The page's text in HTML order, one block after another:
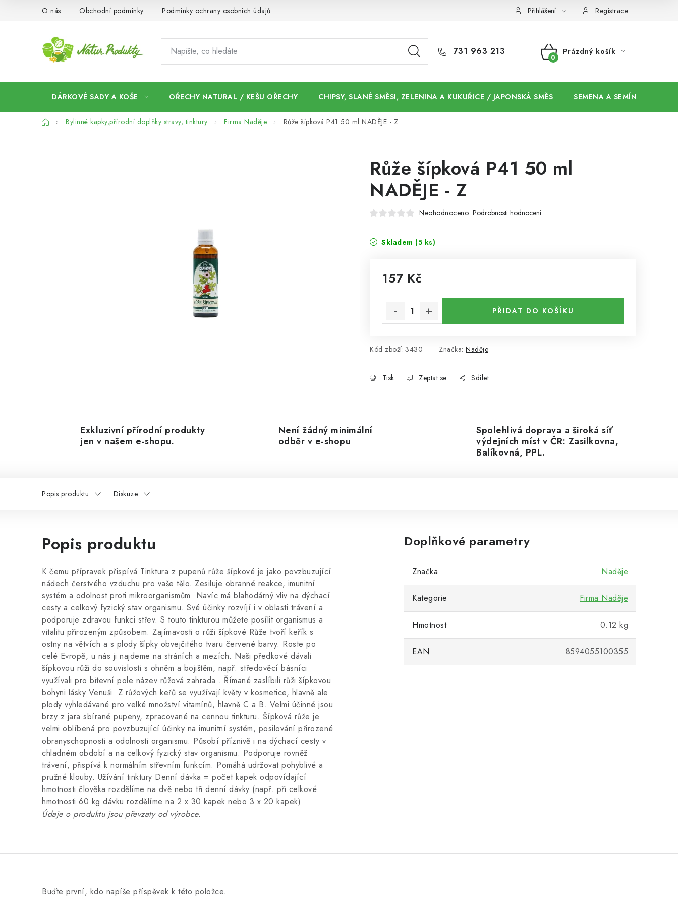
O nás Obchodní podmínky Podmínky ochrany osobních údajů Přihlášení Registrace
731 963 213
NÁKUPNÍ
Prázdný košík
DÁRKOVÉ SADY A KOŠE OŘECHY NATURAL / KEŠU OŘECHY CHIPSY, SLANÉ SMĚSI, ZELENINA A KUKUŘICE / JAPONSKÁ SMĚS SEMENA A SEMÍNKA / CHIA
DomůBylinné kapky,přírodní doplňky stravy, tinktury Firma Naděje Růže šípková P41 50 ml NADĚJE - Z
Růže šípková P41 50 ml
NADĚJE - Z
Neohodnoceno Podrobnosti hodnocení
Skladem (5 ks)
157 Kč
PŘIDAT DO KOŠÍKU
Kód zboží: 3430 Značka: Naděje
Tisk Zeptat se Sdílet
Exkluzivní přírodní produkty
jen v našem e-shopu.
Není žádný minimální
odběr v e-shopu
Spolehlivá doprava a široká síť
výdejních míst v ČR: Zasilkovna,
Balíkovná, PPL.
Popis produktu Diskuze
Popis produktu
K čemu přípravek přispívá Tinktura z pupenů růže šípkové je jako povzbuzující
nádech čerstvého vzduchu pro vaše tělo. Zesiluje obranné reakce, imunitní
systém a odolnost proti mikroorganismům. Navíc má blahodárný vliv na dýchací
cesty a celkový fyzický stav organismu. Své účinky rozvíjí i v oblasti trávení a
podporuje zdravou funkci střev. S touto tinkturou můžete posílit organismus a
vitalitu přirozeným způsobem. Zajímavosti o růži šípkové Růže tvoří keřík s
ostny na větvích a s plody šípky obvejčitého tvaru červené barvy. Roste po
celé Evropě, u nás ji najdeme na stráních a mezích. Naši předkové dávali
šípkovou růži do souvislosti s ohněm a bojištěm, např. středověcí básníci
využívali pro bitevní pole název růžová zahrada . Římané zaslíbili růži šípkovou
bohyni lásky Venuši. Z růžových keřů se využívají květy v kosmetice, hlavně ale
plody vyhledávané pro velké množství vitamínů, hlavně C a B. Velmi účinné jsou
brzy z jara sbírané pupeny, zpracované na cennou tinkturu. Šípková růže je
velmi oblíbená pro povzbuzující účinky na imunitní systém, posilování přirozené
obranyschopnosti a odolnosti organismu. Působí příznivě i na dýchací cesty v
chladném období a na celkový fyzický stav organismu. Podporuje rovněž
trávení, přispívá k normálním střevním funkcím. Pomáhá udržovat pohyblivé a
pružné klouby. Užívání tinktury Denní dávka = počet kapek odpovídající
hmotnosti člověka rozdělíme na dvě nebo tři denní dávky (např. při celkové
hmotnosti 60 kg dávku rozdělíme na 2 x 30 kapek nebo 3 x 20 kapek)
Údaje o produktu jsou převzaty od výrobce.
Doplňkové parametry
Značka Naděje
Kategorie Firma Naděje
Hmotnost 0.12 kg
EAN 8594055100355
Buďte první, kdo napíše příspěvek k této položce.